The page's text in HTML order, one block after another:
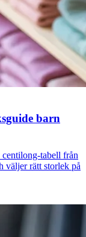
barn
tabell från
väljer rätt storlek på